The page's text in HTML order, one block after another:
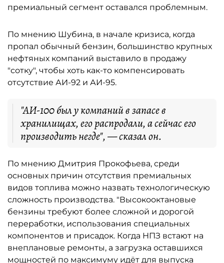
премиальный сегмент оставался проблемным.
По мнению Шубина, в начале кризиса, когда
пропал обычный бензин, большинство крупных
нефтяных компаний выставило в продажу
"сотку", чтобы хоть как-то компенсировать
отсутствие АИ-92 и АИ-95.
"АИ-100 был у компаний в запасе в
хранилищах, его распродали, а сейчас его
производить негде", — сказал он.
По мнению Дмитрия Прокофьева, среди
основных причин отсутствия премиальных
видов топлива можно назвать технологическую
сложность производства. "Высокооктановые
бензины требуют более сложной и дорогой
переработки, использования специальных
компонентов и присадок. Когда НПЗ встают на
внеплановые ремонты, а загрузка оставшихся
мощностей по максимуму идёт для выпуска